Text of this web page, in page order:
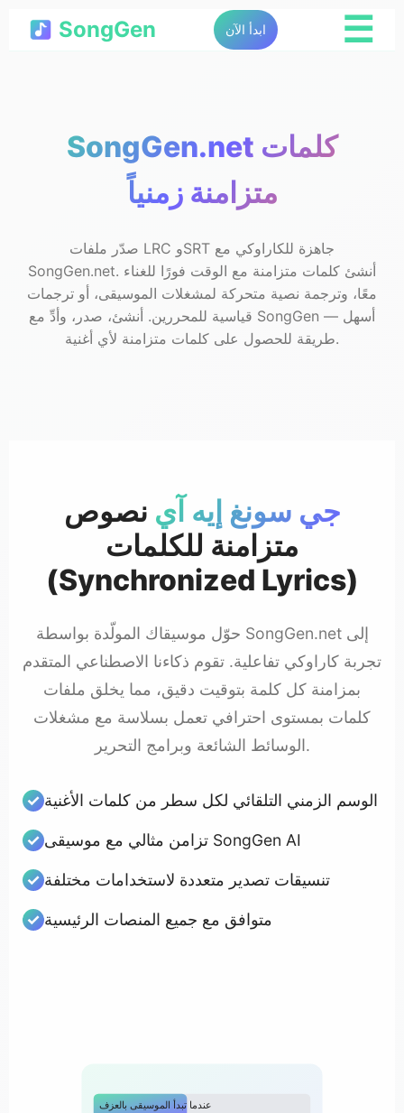
SongGen ابدأ الآن ☰
SongGen.net كلمات
متزامنة زمنياً
صدّر ملفات LRC وSRT جاهزة للكاراوكي مع
SongGen.net. أنشئ كلمات متزامنة مع الوقت فورًا للغناء
معًا، وترجمة نصية متحركة لمشغلات الموسيقى، أو ترجمات
قياسية للمحررين. أنشئ، صدر، وأدِّ مع SongGen — أسهل
طريقة للحصول على كلمات متزامنة لأي أغنية.
جي سونغ إيه آي نصوص
متزامنة للكلمات
(Synchronized Lyrics)
حوّل موسيقاك المولّدة بواسطة SongGen.net إلى
تجربة كاراوكي تفاعلية. تقوم ذكاءنا الاصطناعي المتقدم
بمزامنة كل كلمة بتوقيت دقيق، مما يخلق ملفات
كلمات بمستوى احترافي تعمل بسلاسة مع مشغلات
الوسائط الشائعة وبرامج التحرير.
الوسم الزمني التلقائي لكل سطر من كلمات الأغنية
تزامن مثالي مع موسيقى SongGen AI
تنسيقات تصدير متعددة لاستخدامات مختلفة
متوافق مع جميع المنصات الرئيسية
عندما تبدأ الموسيقى بالعزف